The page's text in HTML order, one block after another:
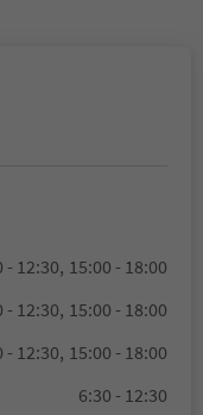
- 12:30, 15:00 - 18:00
- 12:30, 15:00 - 18:00
- 12:30, 15:00 - 18:00
6:30 - 12:30